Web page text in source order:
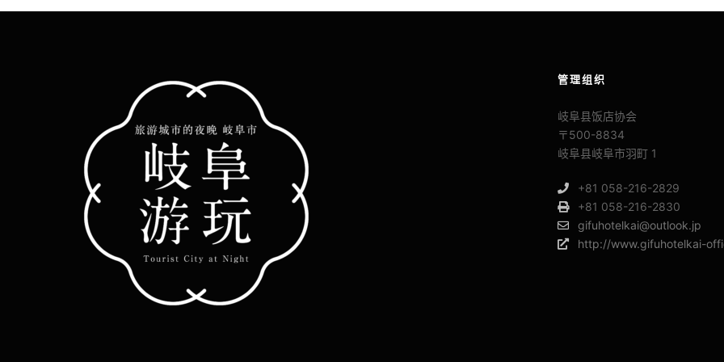
管理组织
岐阜县饭店协会
〒500-8834
岐阜县岐阜市羽町 1
+81 058-216-2829
+81 058-216-2830
gifuhotelkai@outlook.jp
http://www.gifuhotelkai-